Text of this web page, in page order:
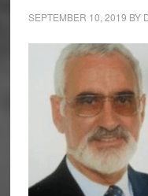
SEPTEMBER 10, 2019 BY